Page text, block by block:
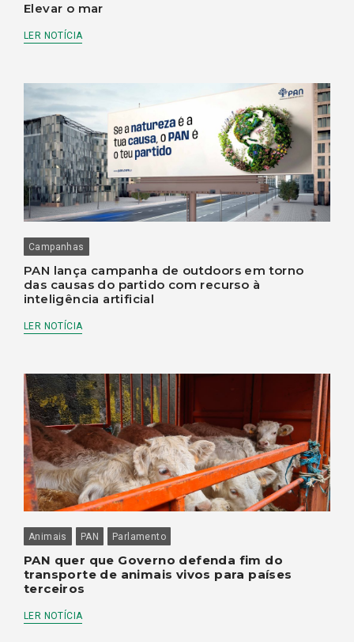
Elevar o mar
LER NOTÍCIA
Campanhas
PAN lança campanha de outdoors em torno
das causas do partido com recurso à
inteligência artificial
LER NOTÍCIA
Animais PAN Parlamento
PAN quer que Governo defenda fim do
transporte de animais vivos para países
terceiros
LER NOTÍCIA